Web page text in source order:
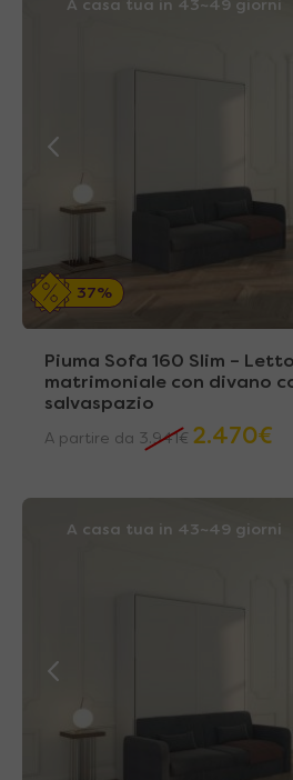
A casa tua in 43~49 giorni
37%
Piuma Sofa 160 Slim –
matrimoniale con divano
salvaspazio
A partire da 3.941 € 2.470€
A casa tua in 43~49 giorni